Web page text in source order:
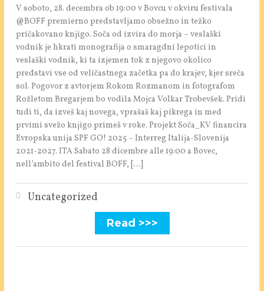
V soboto, 28. decembra ob 19:00 v Bovcu v okviru festivala
@BOFF premierno predstavljamo obsežno in težko
pričakovano knjigo. Soča od izvira do morja – veslaški
vodnik je hkrati monografija o smaragdni lepotici in
veslaški vodnik, ki ta izjemen tok z njegovo okolico
predstavi vse od veličastnega začetka pa do krajev, kjer sreča
sol. Pogovor z avtorjem Rokom Rozmanom in fotografom
Rožletom Bregarjem bo vodila Mojca Volkar Trobevšek. Pridi
tudi ti, da izveš kaj novega, vprašaš kaj pikrega in med
prvimi svežo knjigo primeš v roke. Projekt Soča_KV financira
Evropska unija SPF GO! 2025 – Interreg Italija-Slovenija
2021-2027. ITA Sabato 28 dicembre alle 19:00 a Bovec,
nell’ambito del festival BOFF, […]
Uncategorized
Read >>>